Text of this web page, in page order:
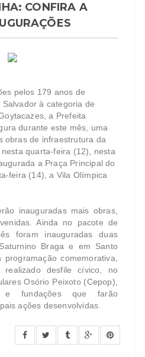
CONFIRA A
pelos 179 anos de
à categoria de
a Prefeita
durante este mês, uma
obras de infraestrutura da
quarta-feira (12), nesta
a Praça Principal do
feira (14), a Vila Olímpica
inauguradas mais obras,
Ainda no pacote de
foram inauguradas duas
Braga e em Santo
comemorativa,
desfile cívico, no
Osório Peixoto (Cepop),
e fundações que farão
ações desenvolvidas.